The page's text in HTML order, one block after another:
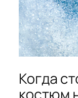
Когда